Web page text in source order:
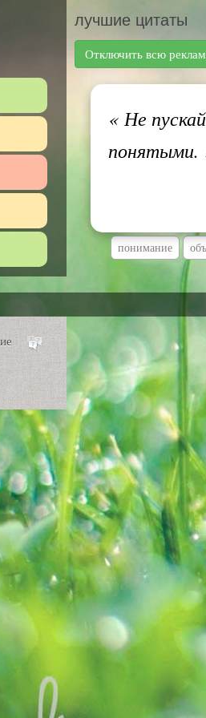
лучшие цитаты
Отключить всю
«Не
понятыми.
понимание